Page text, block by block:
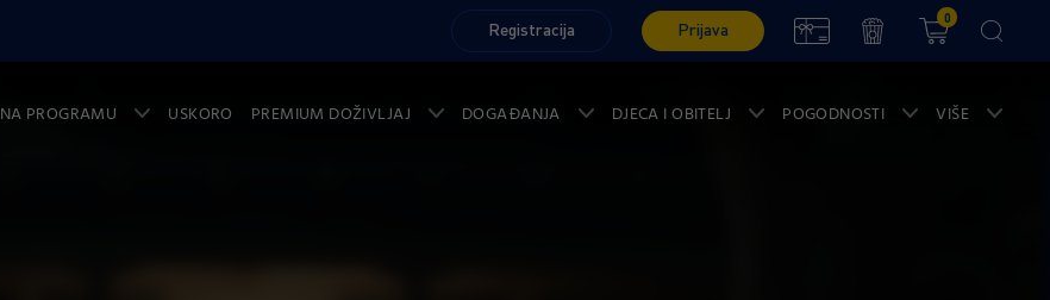
Registracija Prijava
0
NA PROGRAMU USKORO PREMIUM DOŽIVLJAJ DOGAĐANJA DJECA I OBITELJ POGODNOSTI VIŠE